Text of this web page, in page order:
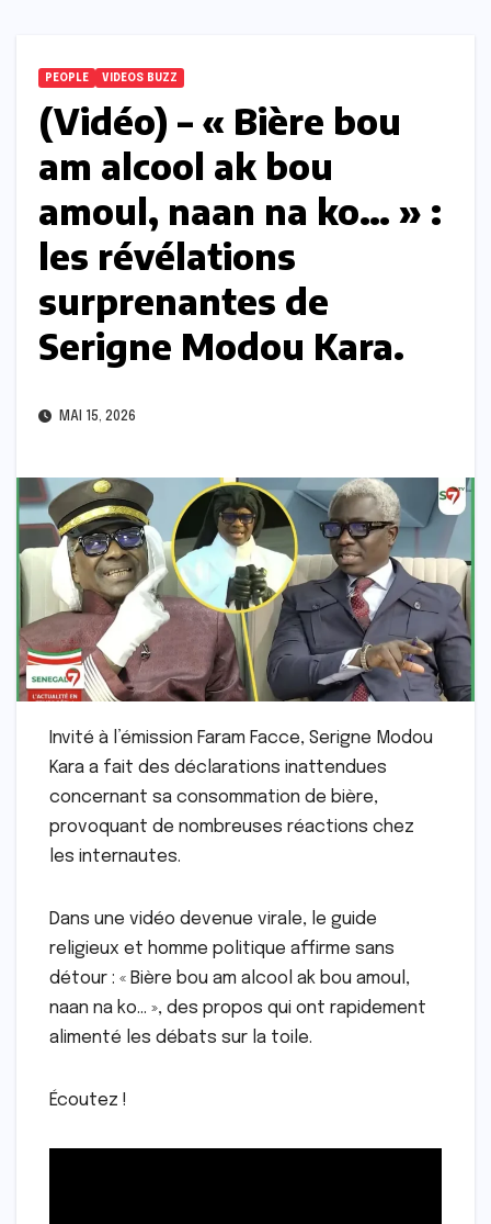
PEOPLE VIDEOS BUZZ
(Vidéo) – « Bière bou
am alcool ak bou
amoul, naan na ko… » :
les révélations
surprenantes de
Serigne Modou Kara.
MAI 15, 2026
Invité à l’émission Faram Facce, Serigne Modou
Kara a fait des déclarations inattendues
concernant sa consommation de bière,
provoquant de nombreuses réactions chez
les internautes.
Dans une vidéo devenue virale, le guide
religieux et homme politique affirme sans
détour : « Bière bou am alcool ak bou amoul,
naan na ko… », des propos qui ont rapidement
alimenté les débats sur la toile.
Écoutez !